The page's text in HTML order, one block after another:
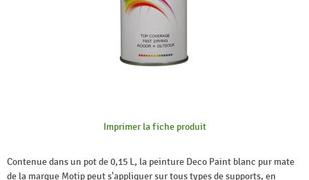
Imprimer la fiche produit
Contenue dans un pot de 0,15 L, la peinture Deco Paint blanc pur mate
de la marque Motip peut s'appliquer sur tous types de supports, en